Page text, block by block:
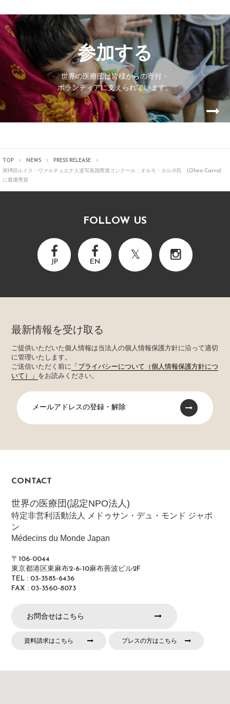
参加する
世界の医療団は皆様からの寄付・
ボランティアに支えられています。
TOP NEWS
PRESS RELEASE
第19回ルイス・ヴァルチュエナ人道写真国際賞コンクール：オルモ・カルボ氏 (Olmo Carvo)
に最優秀賞
FOLLOW US
JP EN
最新情報を受け取る
ご提供いただいた個人情報は当法人の個人情報保護方針に沿って適切
に管理いたします。
ご送信いただく前に
「プライバシーについて（個人情報保護方針につ
いて）」 をお読みください。
メールアドレスの登録・解除
CONTACT
世界の医療団(認定NPO法人)
特定非営利活動法人 メドゥサン・デュ・モンド ジャポ
ン
Médecins du Monde Japan
〒106-0044
東京都港区東麻布2-6-10麻布善波ビル2F
TEL : 03-3585-6436
FAX : 03-3560-8073
お問合せはこちら
資料請求はこちら プレスの方はこちら